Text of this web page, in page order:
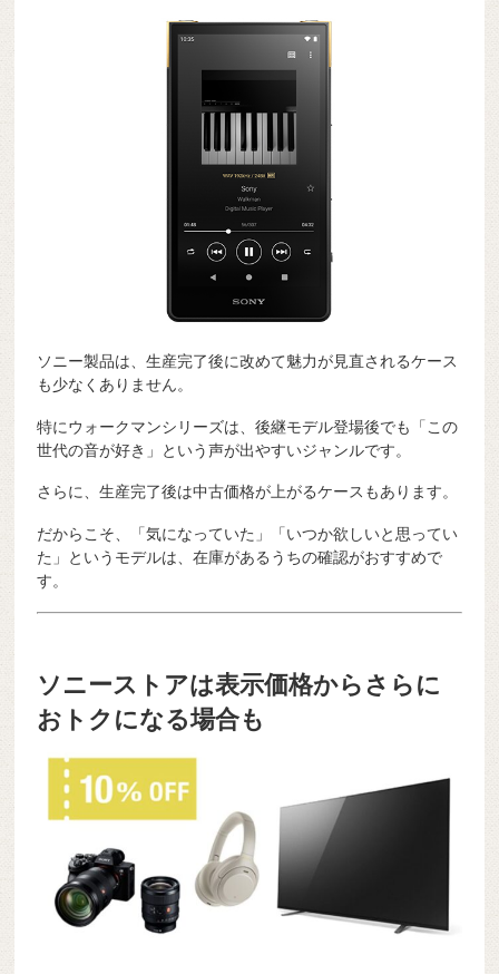
ソニー製品は、生産完了後に改めて魅力が見直されるケース
も少なくありません。
特にウォークマンシリーズは、後継モデル登場後でも「この
世代の音が好き」という声が出やすいジャンルです。
さらに、生産完了後は中古価格が上がるケースもあります。
だからこそ、「気になっていた」「いつか欲しいと思ってい
た」というモデルは、在庫があるうちの確認がおすすめで
す。
ソニーストアは表示価格からさらに
おトクになる場合も